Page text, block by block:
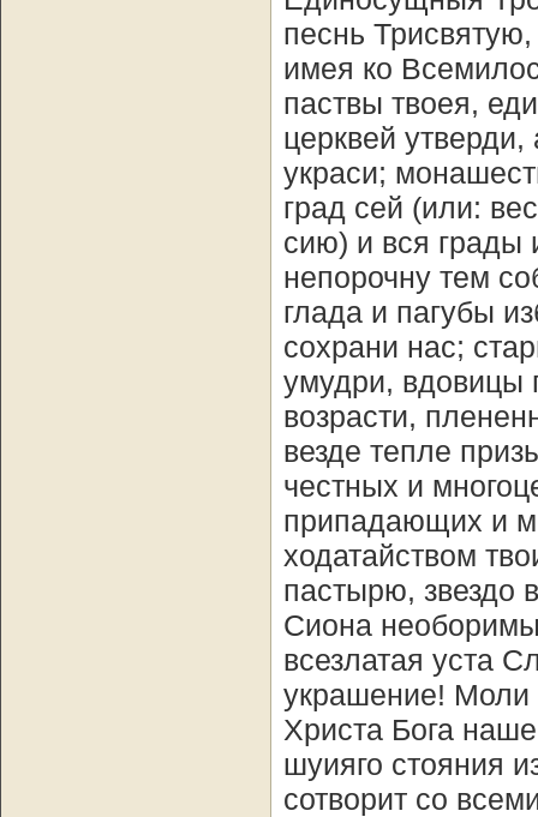
песнь
имея ко
паствы твоея,
церквей утверди,
украси;
град сей (или:
сию) и вся грады
непорочну тем
глада и пагубы
сохрани нас;
умудри, вдовицы
возрасти,
везде тепле
честных и
припадающих и
ходатайством
пастырю, звездо
Сиона
всезлатая уста
украшение! Моли
Христа Бога
шуияго стояния
сотворит со